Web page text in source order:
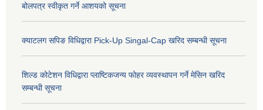
बोलपत्र स्वीकृत गर्ने आशयको सूचना
क्याटलग सपिङ विधिद्वारा Pick-Up Singal-Cap खरिद सम्बन्धी सूचना
शिल्ड कोटेशन विधिद्वारा प्लाष्टिकजन्य फोहर व्यवस्थापन गर्ने मेसिन खरिद
सम्बन्धी सूचना